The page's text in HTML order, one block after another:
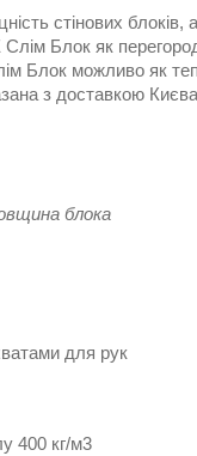
стінових
Блок як
Блок можливо як
з доставкою
блока
для рук
400 кг/м3